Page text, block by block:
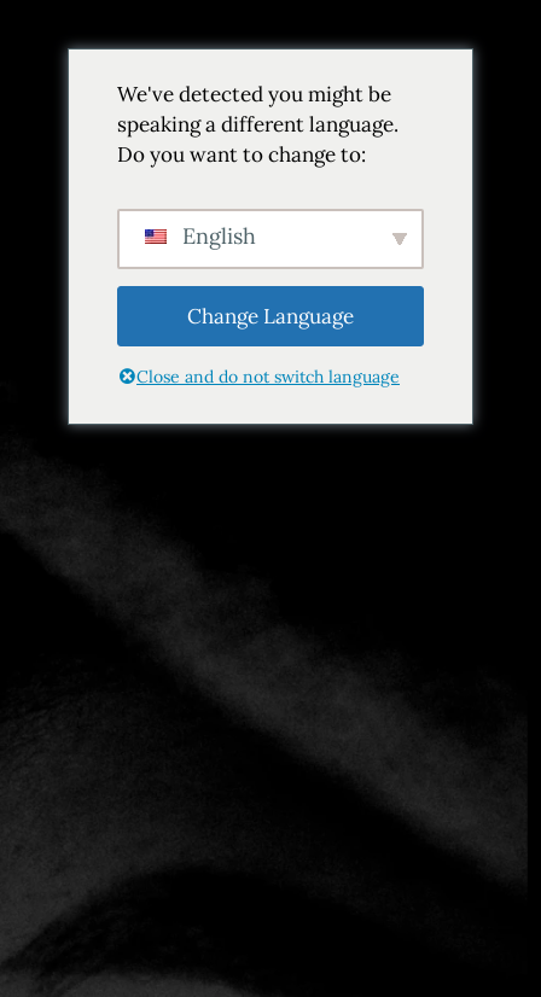
Añadir a favoritos Compartir
NAN TAL
Contemporáneo
Un rincón donde la cocina asiática se reinventa con
We've detected you might be
speaking a different language.
Do you want to change to:
English
Change Language
Close and do not switch language